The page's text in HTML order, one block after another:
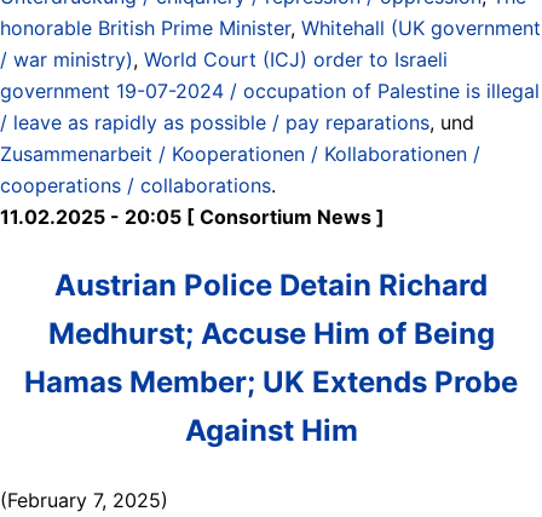
honorable British Prime Minister, Whitehall (UK government
/ war ministry), World Court (ICJ) order to Israeli
government 19-07-2024 / occupation of Palestine is illegal
/ leave as rapidly as possible / pay reparations, und
Zusammenarbeit / Kooperationen / Kollaborationen /
cooperations / collaborations.
11.02.2025 - 20:05 [ Consortium News ]
Austrian Police Detain Richard
Medhurst; Accuse Him of Being
Hamas Member; UK Extends Probe
Against Him
(February 7, 2025)